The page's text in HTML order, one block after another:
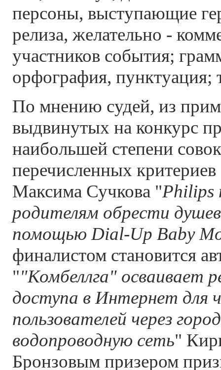
персоны, выступающие
релиза, желательно -
участников события;
орфография, пунктуация;
По мнению судей, из
выдвинутых на конкурс
наибольшей степени
перечисленных критериев
Максима Сучкова "
родителям обрести
помощью Dial-Up Baby
финалистом становится
""Комбеллга" осваивает
доступа в Интернет для
пользователей через
водопроводную сеть"
Бронзовым призером